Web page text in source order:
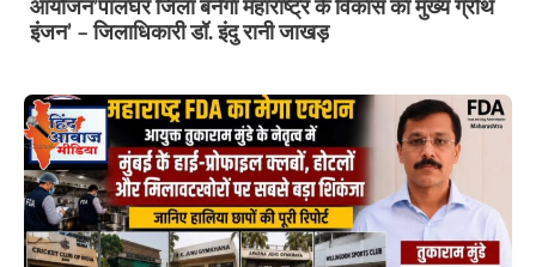
आयोजन’पालघर जिला बनेगा महाराष्ट्र के विकास का मुख्य ग्रोथ
इंजन’ – जिलाधिकारी डॉ. इंदु रानी जाखड़